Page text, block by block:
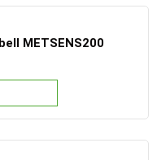
METSENS200